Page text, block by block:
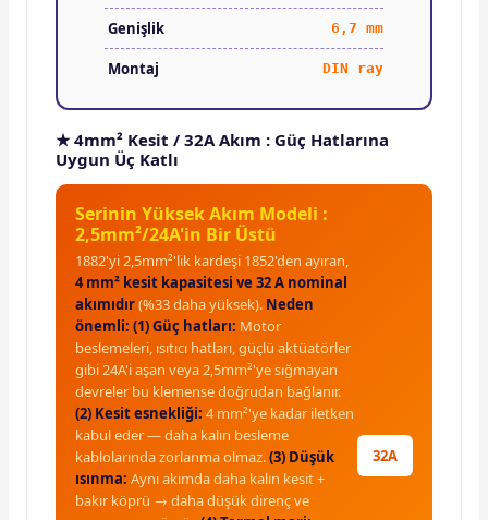
Genişlik 6,7 mm
Montaj DIN ray
★ 4mm² Kesit / 32A Akım : Güç Hatlarına
Uygun Üç Katlı
Serinin Yüksek Akım Modeli :
2,5mm²/24A'in Bir Üstü
1882'yi 2,5mm²'lik kardeşi 1852'den ayıran,
4 mm² kesit kapasitesi ve 32 A nominal
akımıdır(%33 daha yüksek). Neden
önemli: (1) Güç hatları: Motor
beslemeleri, ısıtıcı hatları, güçlü aktüatörler
gibi 24A'i aşan veya 2,5mm²'ye sığmayan
devreler bu klemense doğrudan bağlanır.
(2) Kesit esnekliği: 4 mm²'ye kadar iletken
kabul eder — daha kalın besleme
kablolarında zorlanma olmaz.(3) Düşük
ısınma: Aynı akımda daha kalın kesit +
bakır köprü → daha düşük direnç ve
32A